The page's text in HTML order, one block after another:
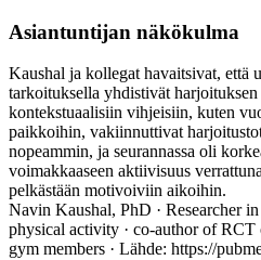
Asiantuntijan näkökulma
Kaushal ja kollegat havaitsivat, että
tarkoituksella yhdistivät harjoituksen
kontekstuaalisiin vihjeisiin, kuten
paikkoihin, vakiinnuttivat
nopeammin, ja seurannassa oli
voimakkaaseen aktiivisuus
pelkästään motivoiviin aikoihin.
Navin Kaushal, PhD · Researcher
physical activity · co-author of
gym members · Lähde: https://